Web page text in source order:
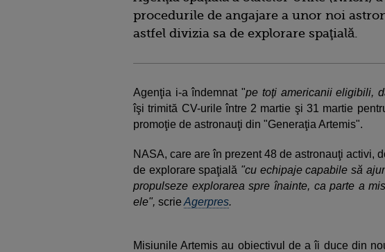
procedurile de angajare a unor noi
astfel divizia sa de explorare spaţială.
Agenţia i-a îndemnat "pe toţi americanii eligibili,
îşi trimită CV-urile între 2 martie şi 31 martie
promoţie de astronauţi din "Generaţia Artemis".
NASA, care are în prezent 48 de astronauţi activi,
de explorare spaţială "cu echipaje capabile să
propulseze explorarea spre înainte, ca parte a
ele", scrie Agerpres.
Misiunile Artemis au obiectivul de a îi duce din